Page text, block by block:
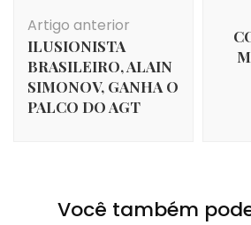
de
post
Artigo anterior
ILUSIONISTA
BRASILEIRO, ALAIN
SIMONOV, GANHA O
PALCO DO AGT
Você também